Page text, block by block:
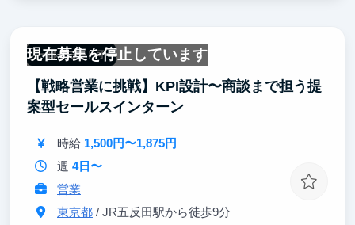
対応するスキルを身につけることができません。
本来、サービスを生み出し
継続的に収益を上げるマーケターは
企画▶︎制作▶︎集客▶︎販売▶︎分析の全てを
す。
自身で世界を沸かせるような企画から販売まで
行いたい方はぜひご応募ください。
現在募集を停止しています
一部リモート可
【戦略営業に挑戦】KPI設計〜商談まで担う提
案型セールスインターン
時給 1,500円〜1,875円
週 4日〜
営業
東京都/ JR五反田駅から徒歩9分